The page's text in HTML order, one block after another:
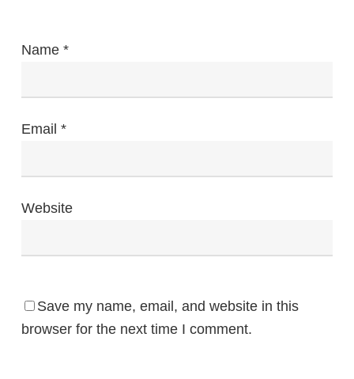
Name *
Email *
Website
Save my name, email, and website in this
browser for the next time I comment.